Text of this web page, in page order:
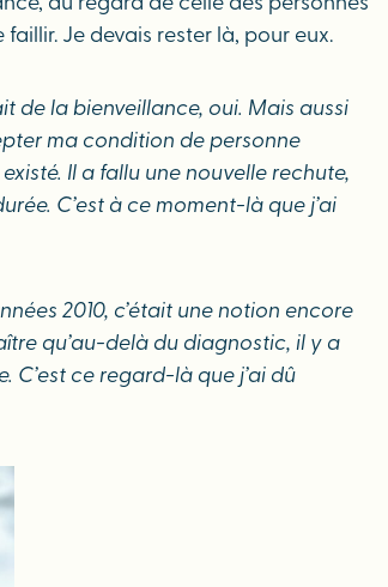
Je devais rester là, pour eux.
de la bienveillance, oui. Mais aussi
ma condition de personne
Il a fallu une nouvelle rechute,
C’est à ce moment-là que j’ai
2010, c’était une notion encore
qu’au-delà du diagnostic, il y a
C’est ce regard-là que j’ai dû